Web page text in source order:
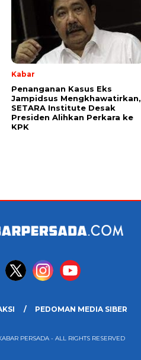
Kabar
Penanganan Kasus Eks
Jampidsus Mengkhawatirkan,
SETARA Institute Desak
Presiden Alihkan Perkara ke
KPK
PEDOMAN MEDIA SIBER
PERSADA - ALL RIGHTS RESERVED